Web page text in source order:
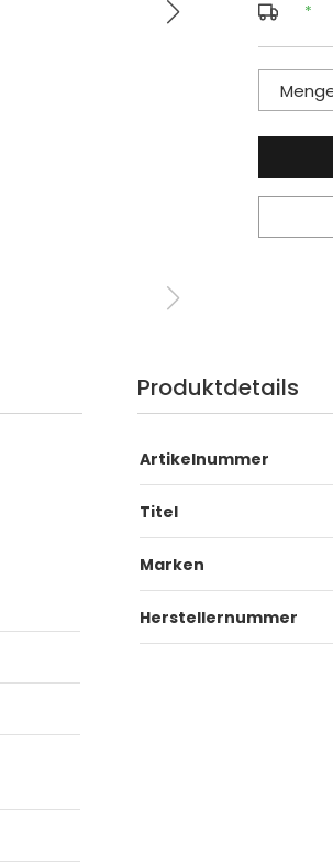
*
Produktdetails
Artikelnummer
Titel
Marken
Herstellernummer